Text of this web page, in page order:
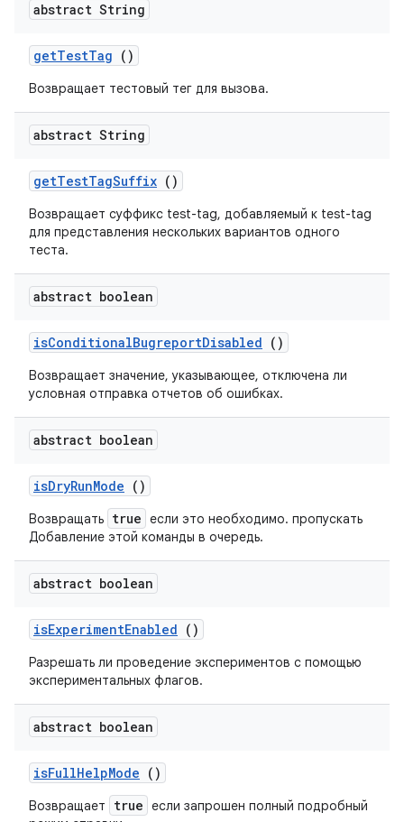
abstract String
getTestTag ()
Возвращает тестовый тег для вызова.
abstract String
getTestTagSuffix ()
Возвращает суффикс test-tag, добавляемый к test-tag
для представления нескольких вариантов одного
теста.
abstract boolean
isConditionalBugreportDisabled ()
Возвращает значение, указывающее, отключена ли
условная отправка отчетов об ошибках.
abstract boolean
isDryRunMode ()
Возвращать true если это необходимо. пропускать
Добавление этой команды в очередь.
abstract boolean
isExperimentEnabled ()
Разрешать ли проведение экспериментов с помощью
экспериментальных флагов.
abstract boolean
isFullHelpMode ()
Возвращает true если запрошен полный подробный